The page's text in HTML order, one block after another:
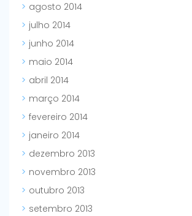
agosto 2014
julho 2014
junho 2014
maio 2014
abril 2014
março 2014
fevereiro 2014
janeiro 2014
dezembro 2013
novembro 2013
outubro 2013
setembro 2013